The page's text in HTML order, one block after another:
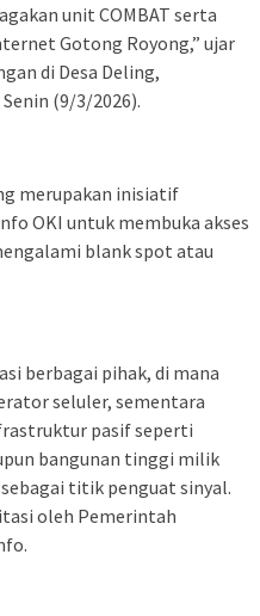
unit COMBAT serta
Gotong Royong,” ujar
di Desa Deling,
(9/3/2026).
merupakan inisiatif
OKI untuk membuka akses
blank spot atau
berbagai pihak, di mana
seluler, sementara
pasif seperti
bangunan tinggi milik
titik penguat sinyal.
oleh Pemerintah